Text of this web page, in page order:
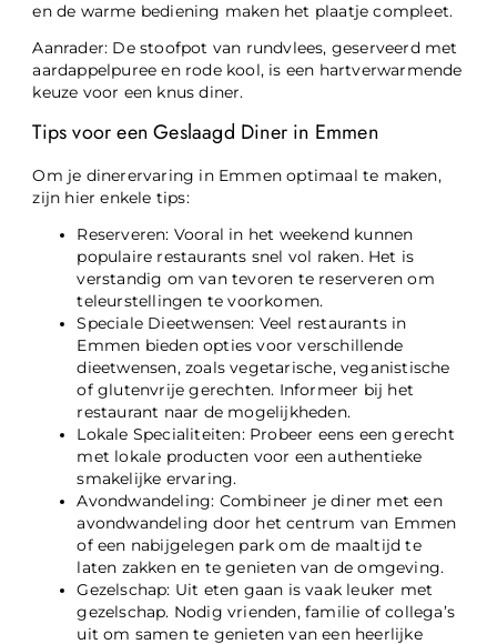
en de warme bediening maken het plaatje compleet.
Aanrader: De stoofpot van rundvlees, geserveerd met
aardappelpuree en rode kool, is een hartverwarmende
keuze voor een knus diner.
Tips voor een Geslaagd Diner in Emmen
Om je dinerervaring in Emmen optimaal te maken,
zijn hier enkele tips:
Reserveren: Vooral in het weekend kunnen
populaire restaurants snel vol raken. Het is
verstandig om van tevoren te reserveren om
teleurstellingen te voorkomen.
Speciale Dieetwensen: Veel restaurants in
Emmen bieden opties voor verschillende
dieetwensen, zoals vegetarische, veganistische
of glutenvrije gerechten. Informeer bij het
restaurant naar de mogelijkheden.
Lokale Specialiteiten: Probeer eens een gerecht
met lokale producten voor een authentieke
smakelijke ervaring.
Avondwandeling: Combineer je diner met een
avondwandeling door het centrum van Emmen
of een nabijgelegen park om de maaltijd te
laten zakken en te genieten van de omgeving.
Gezelschap: Uit eten gaan is vaak leuker met
gezelschap. Nodig vrienden, familie of collega’s
uit om samen te genieten van een heerlijke